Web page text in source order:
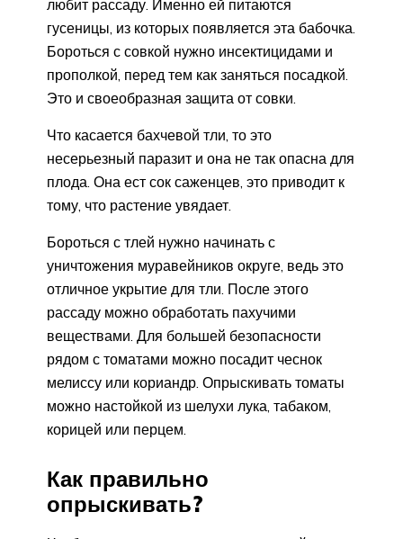
любит рассаду. Именно ей питаются
гусеницы, из которых появляется эта бабочка.
Бороться с совкой нужно инсектицидами и
прополкой, перед тем как заняться посадкой.
Это и своеобразная защита от совки.
Что касается бахчевой тли, то это
несерьезный паразит и она не так опасна для
плода. Она ест сок саженцев, это приводит к
тому, что растение увядает.
Бороться с тлей нужно начинать с
уничтожения муравейников округе, ведь это
отличное укрытие для тли. После этого
рассаду можно обработать пахучими
веществами. Для большей безопасности
рядом с томатами можно посадит чеснок
мелиссу или кориандр. Опрыскивать томаты
можно настойкой из шелухи лука, табаком,
корицей или перцем.
Как правильно
опрыскивать?